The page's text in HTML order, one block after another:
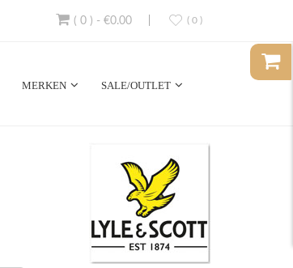
( 0 )
( 0 ) - €0.00
MERKEN SALE/OUTLET